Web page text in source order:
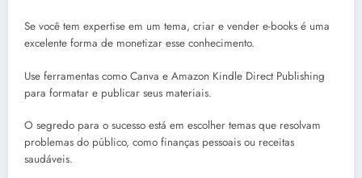
Se você tem expertise em um tema, criar e vender e-books é uma
excelente forma de monetizar esse conhecimento.
Use ferramentas como Canva e Amazon Kindle Direct Publishing
para formatar e publicar seus materiais.
O segredo para o sucesso está em escolher temas que resolvam
problemas do público, como finanças pessoais ou receitas
saudáveis.